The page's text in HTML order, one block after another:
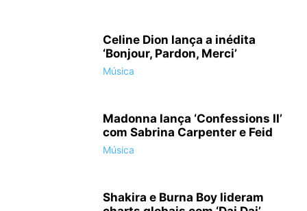
Celine Dion lança a inédita
‘Bonjour, Pardon, Merci’
Música
Madonna lança ‘Confessions II’
com Sabrina Carpenter e Feid
Música
Shakira e Burna Boy lideram